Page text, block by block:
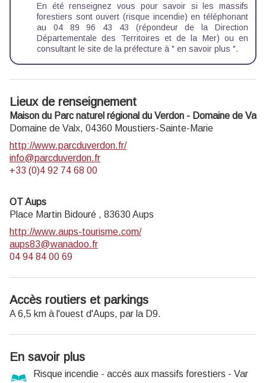
En été renseignez vous pour savoir si les massifs
forestiers sont ouvert (risque incendie) en téléphonant
au 04 89 96 43 43 (répondeur de la Direction
Départementale des Territoires et de la Mer) ou en
consultant le site de la préfecture à " en savoir plus ".
Lieux de renseignement
Maison du Parc naturel régional du Verdon - Domaine de Valx
Domaine de Valx, 04360 Moustiers-Sainte-Marie
http://www.parcduverdon.fr/
info@parcduverdon.fr
+33 (0)4 92 74 68 00
OT Aups
Place Martin Bidouré , 83630Aups
http://www.aups-tourisme.com/
aups83@wanadoo.fr
04 94 84 00 69
Accès routiers et parkings
A 6,5 km à l'ouest d'Aups, par la D9.
En savoir plus
Risque incendie - accès aux massifs forestiers - Var